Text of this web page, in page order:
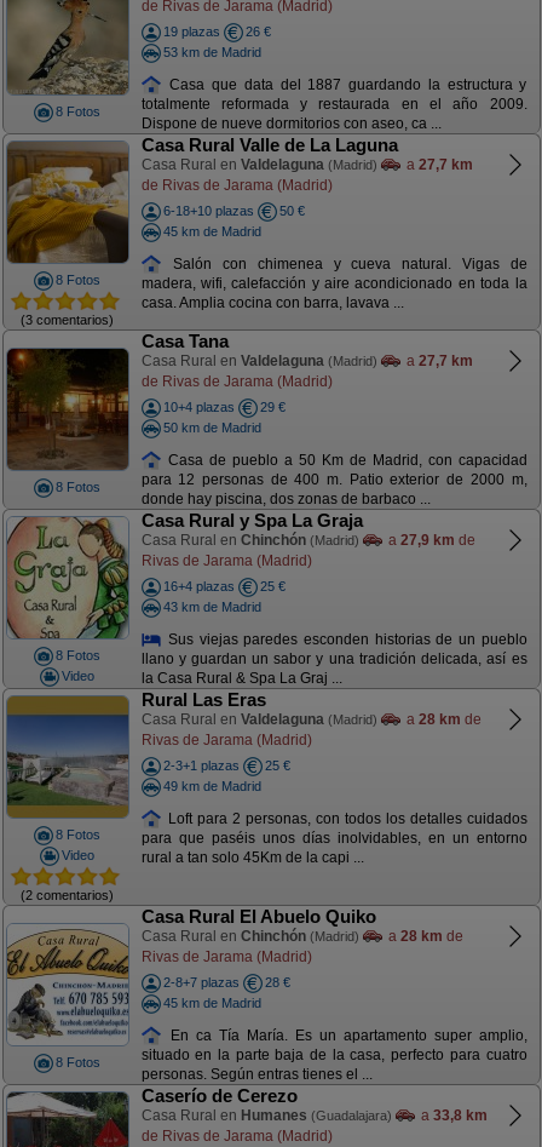
8 Fotos
de Rivas de Jarama (Madrid)
19 plazas
26 €
53 km de Madrid
Casa que data del 1887 guardando la estructura y
totalmente reformada y restaurada en el año 2009.
Dispone de nueve dormitorios con aseo, ca ...
8 Fotos
(3 comentarios)
Casa Rural Valle de La Laguna
Casa Rural en Valdelaguna (Madrid) a 27,7 km
de Rivas de Jarama (Madrid)
6-18+10 plazas
50 €
45 km de Madrid
Salón con chimenea y cueva natural. Vigas de
madera, wifi, calefacción y aire acondicionado en toda la
casa. Amplia cocina con barra, lavava ...
8 Fotos
Casa Tana
Casa Rural en Valdelaguna (Madrid) a 27,7 km
de Rivas de Jarama (Madrid)
10+4 plazas
29 €
50 km de Madrid
Casa de pueblo a 50 Km de Madrid, con capacidad
para 12 personas de 400 m. Patio exterior de 2000 m,
donde hay piscina, dos zonas de barbaco ...
8 Fotos
Video
Casa Rural y Spa La Graja
Casa Rural en Chinchón (Madrid) a 27,9 km de
Rivas de Jarama (Madrid)
16+4 plazas
25 €
43 km de Madrid
Sus viejas paredes esconden historias de un pueblo
llano y guardan un sabor y una tradición delicada, así es
la Casa Rural & Spa La Graj ...
8 Fotos
Video
(2 comentarios)
Rural Las Eras
Casa Rural en Valdelaguna (Madrid) a 28 km de
Rivas de Jarama (Madrid)
2-3+1 plazas
25 €
49 km de Madrid
Loft para 2 personas, con todos los detalles cuidados
para que paséis unos días inolvidables, en un entorno
rural a tan solo 45Km de la capi ...
8 Fotos
Casa Rural El Abuelo Quiko
Casa Rural en Chinchón (Madrid) a 28 km de
Rivas de Jarama (Madrid)
2-8+7 plazas
28 €
45 km de Madrid
En ca Tía María. Es un apartamento super amplio,
situado en la parte baja de la casa, perfecto para cuatro
personas. Según entras tienes el ...
Caserío de Cerezo
Casa Rural en Humanes (Guadalajara) a 33,8 km
de Rivas de Jarama (Madrid)